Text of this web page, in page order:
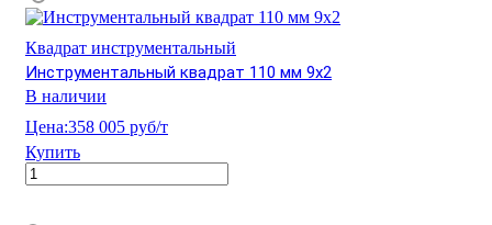
Квадрат инструментальный
Инструментальный квадрат 110 мм 9х2
В наличии
Цена:358 005 руб/т
Купить